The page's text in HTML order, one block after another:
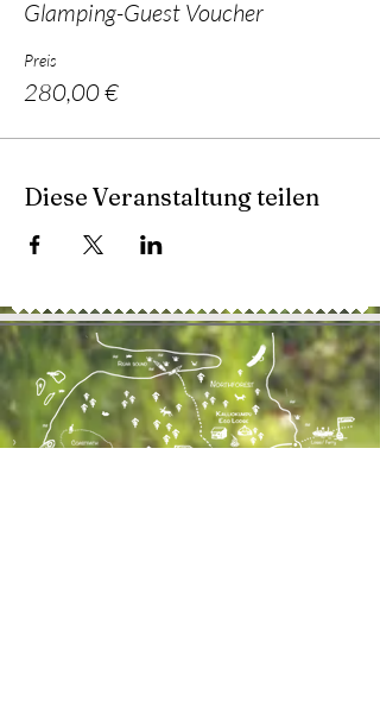
Glamping-Guest Voucher
Preis
280,00 €
Diese Veranstaltung teilen